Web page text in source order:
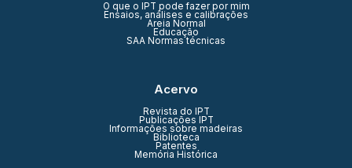
O que o IPT pode fazer por mim
Ensaios, análises e calibrações
Areia Normal
Educação
SAA Normas técnicas
Acervo
Revista do IPT
Publicações IPT
Informações sobre madeiras
Biblioteca
Patentes
Memória Histórica